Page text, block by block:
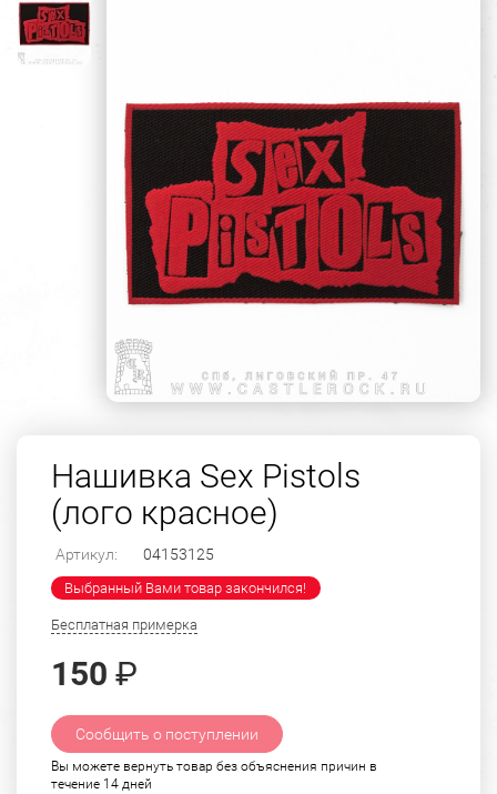
Нашивка Sex Pistols
(лого красное)
Артикул: 04153125
Выбранный Вами товар закончился!
Бесплатная примерка
150 ₽
Сообщить о поступлении
Вы можете вернуть товар без объяснения причин в
течение 14 дней